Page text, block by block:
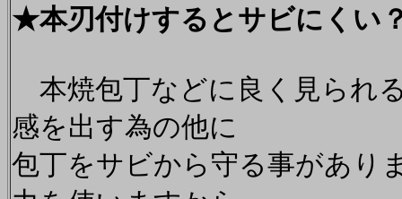
★本刃付けするとサビにくい
本焼包丁などに良く見られ
感を出す為の他に
包丁をサビから守る事があり